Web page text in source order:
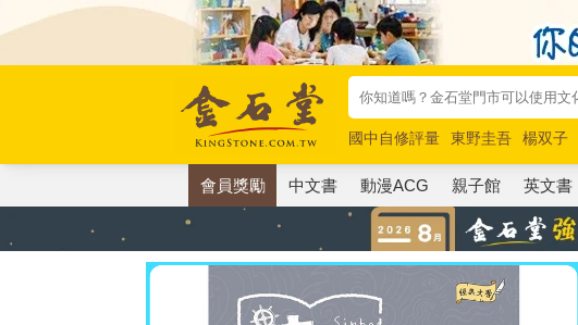
國中自修評量 東野圭吾 楊双子
唯紅花綻放
奧德賽 路邊攤新作
會員獎勵 中文書 動漫ACG 親子館 英文書